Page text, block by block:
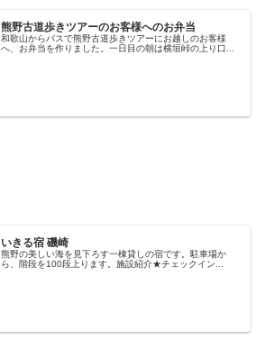
熊野古道歩きツアーのお客様へのお弁当
和歌山からバスで熊野古道歩きツアーにお越しのお客様
へ、お弁当を作りました。一日目の朝は横垣峠の上り口...
いきる宿 磯崎
熊野の美しい海を見下ろす一棟貸しの宿です。駐車場か
ら、階段を100段上ります。施設紹介★チェックイン...